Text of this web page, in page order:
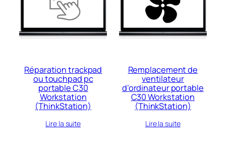
Réparation trackpad
ou touchpad pc
portable C30
Workstation
(ThinkStation)
Lire la suite
Remplacement de
ventilateur
d’ordinateur portable
C30 Workstation
(ThinkStation)
Lire la suite